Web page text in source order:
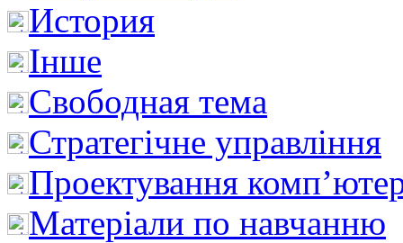
История
Інше
Свободная тема
Стратегічне управління
Проектування
Матеріали по навчанню